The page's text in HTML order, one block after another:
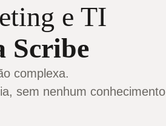
e TI
Scribe
complexa.
sem nenhum conhecimento